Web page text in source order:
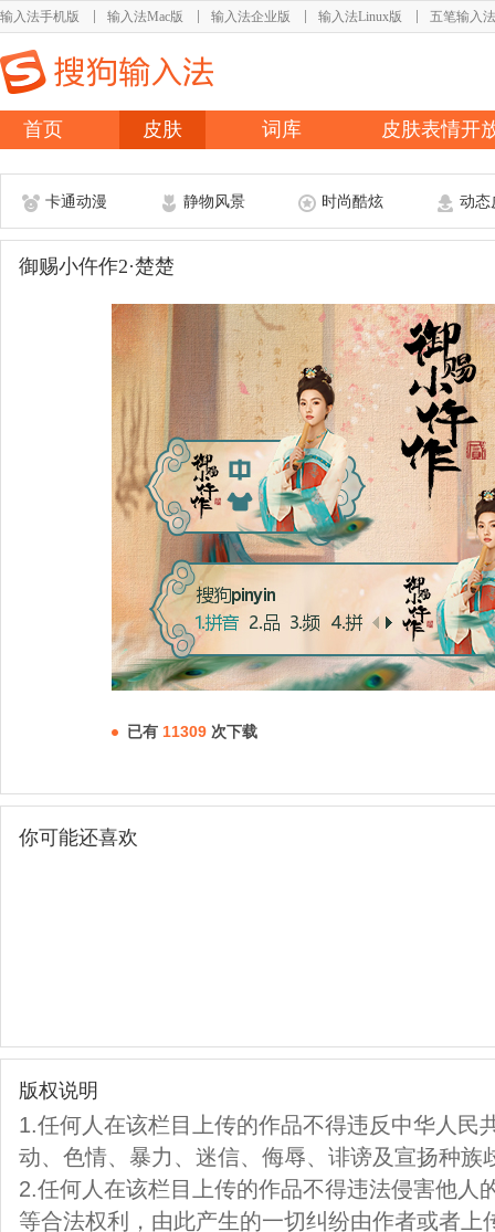
输入法手机版 输入法Mac版 输入法企业版 输入法Linux版 五笔输入法
首页 皮肤 词库 皮肤表情开
卡通动漫 静物风景 时尚酷炫 动态
御赐小仵作2·楚楚
已有 11309 次下载
你可能还喜欢
版权说明
1.任何人在该栏目上传的作品不得违反中华人民
动、色情、暴力、迷信、侮辱、诽谤及宣扬种族
2.任何人在该栏目上传的作品不得违法侵害他人
等合法权利，由此产生的一切纠纷由作者或者上